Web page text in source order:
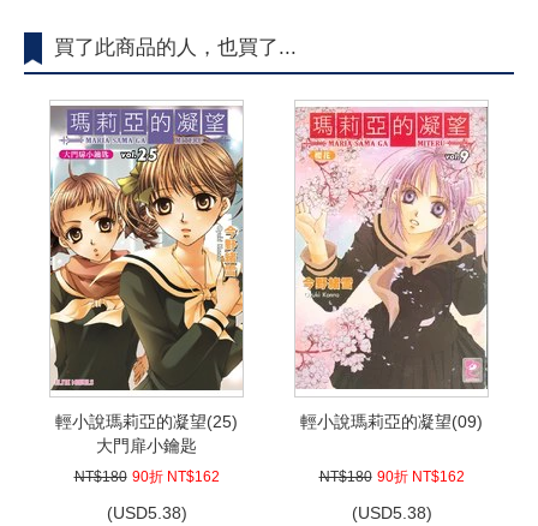
買了此商品的人，也買了...
輕小說瑪莉亞的凝望(25)
大門扉小鑰匙
NT$180 90折 NT$162
(USD5.38)
輕小說瑪莉亞的凝望(09)
NT$180 90折 NT$162
(USD5.38)